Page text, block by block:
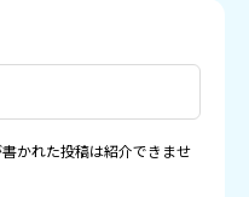
かれた投稿は紹介できませ